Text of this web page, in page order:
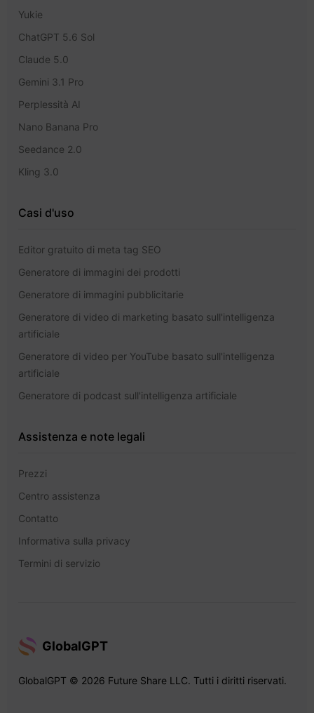
Yukie
ChatGPT 5.6 Sol
Claude 5.0
Gemini 3.1 Pro
Perplessità AI
Nano Banana Pro
Seedance 2.0
Kling 3.0
Casi d'uso
Editor gratuito di meta tag SEO
Generatore di immagini dei prodotti
Generatore di immagini pubblicitarie
Generatore di video di marketing basato sull'intelligenza
artificiale
Generatore di video per YouTube basato sull'intelligenza
artificiale
Generatore di podcast sull'intelligenza artificiale
Assistenza e note legali
Prezzi
Centro assistenza
Contatto
Informativa sulla privacy
Termini di servizio
GlobalGPT
GlobalGPT © 2026 Future Share LLC. Tutti i diritti riservati.